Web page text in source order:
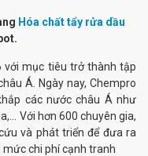
Hóa chất tẩy rửa dầu
với mục tiêu trở thành tập
Á. Ngày nay, Chempro
các nước châu Á như
Với hơn 600 chuyên gia,
và phát triển để đưa ra
chi phí cạnh tranh